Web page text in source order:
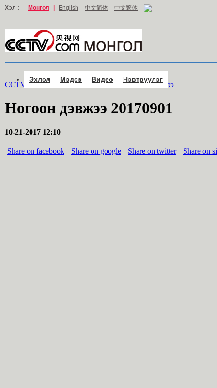
Хэл : Монгол English 中文简体 中文繁体
Эхлэл Мэдээ Видео Нэвтрүүлэг
CCTV.com Монгол > Нэвтрүүлэг >Ногоон дэвжээ
Ногоон дэвжээ 20170901
10-21-2017 12:10
Share on facebook Share on google Share on twitter Share on